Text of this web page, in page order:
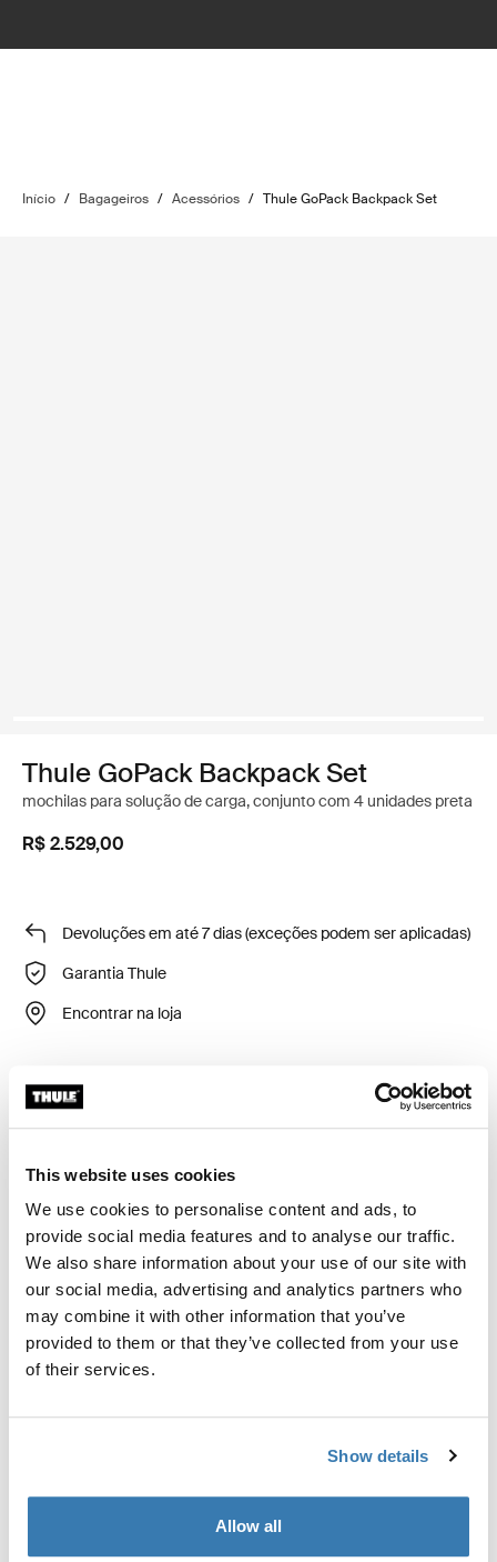
This website uses cookies
We use cookies to personalise content and ads, to
provide social media features and to analyse our traffic.
We also share information about your use of our site with
our social media, advertising and analytics partners who
may combine it with other information that you’ve
provided to them or that they’ve collected from your use
of their services.
Show details
Allow all
Início / Bagageiros / Acessórios / Thule GoPack Backpack Set
Thule GoPack Backpack Set
mochilas para solução de carga, conjunto com 4 unidades preta
R$ 2.529,00
Devoluções em até 7 dias (exceções podem ser aplicadas)
Garantia Thule
Encontrar na loja
Calcular
Mantenha sua solução de carga montada na traseira ou
bagageiro de teto sempre organizado e sem bagunça
em todas as suas aventuras. Este conjunto de 4
mochilas Thule GoPack foi desenvolvido para uso com
soluções de carga Thule montadas na traseira e
otimizar espaço. Ao sair para uma viagem, basta
bagageiro de teto ou na solução de carga montada na